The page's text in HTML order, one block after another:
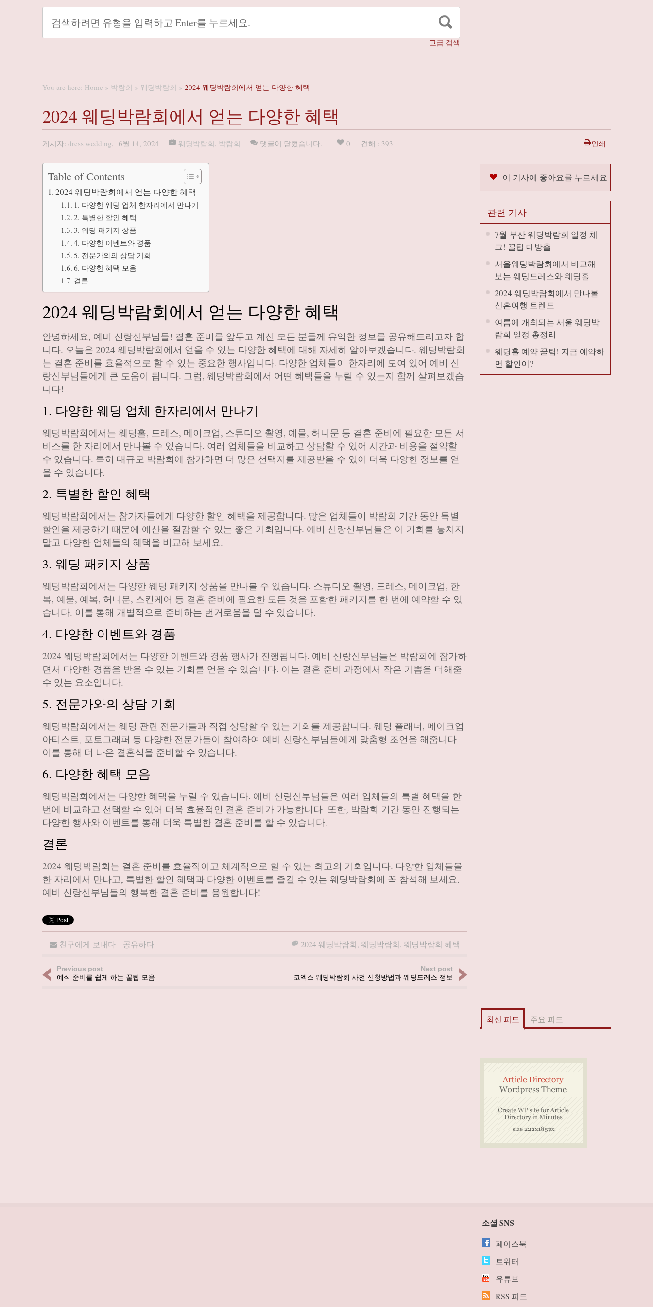
고급 검색
You are here: Home » 박람회 » 웨딩박람회 » 2024 웨딩박람회에서 얻는 다양한 혜택
2024 웨딩박람회에서 얻는 다양한 혜택
게시자: dress wedding, 6월 14, 2024 웨딩박람회, 박람회 댓글이 닫혔습니다. 0 견해 : 393 인쇄
Table of Contents
2024 웨딩박람회에서 얻는 다양한 혜택
1. 다양한 웨딩 업체 한자리에서 만나기
2. 특별한 할인 혜택
3. 웨딩 패키지 상품
4. 다양한 이벤트와 경품
5. 전문가와의 상담 기회
6. 다양한 혜택 모음
결론
2024 웨딩박람회에서 얻는 다양한 혜택
안녕하세요, 예비 신랑신부님들! 결혼 준비를 앞두고 계신 모든 분들께 유익한 정보를 공유해드리고자 합
니다. 오늘은 2024 웨딩박람회에서 얻을 수 있는 다양한 혜택에 대해 자세히 알아보겠습니다. 웨딩박람회
는 결혼 준비를 효율적으로 할 수 있는 중요한 행사입니다. 다양한 업체들이 한자리에 모여 있어 예비 신
랑신부님들에게 큰 도움이 됩니다. 그럼, 웨딩박람회에서 어떤 혜택들을 누릴 수 있는지 함께 살펴보겠습
니다!
1. 다양한 웨딩 업체 한자리에서 만나기
웨딩박람회에서는 웨딩홀, 드레스, 메이크업, 스튜디오 촬영, 예물, 허니문 등 결혼 준비에 필요한 모든 서
비스를 한 자리에서 만나볼 수 있습니다. 여러 업체들을 비교하고 상담할 수 있어 시간과 비용을 절약할
수 있습니다. 특히 대규모 박람회에 참가하면 더 많은 선택지를 제공받을 수 있어 더욱 다양한 정보를 얻
을 수 있습니다.
2. 특별한 할인 혜택
웨딩박람회에서는 참가자들에게 다양한 할인 혜택을 제공합니다. 많은 업체들이 박람회 기간 동안 특별
할인을 제공하기 때문에 예산을 절감할 수 있는 좋은 기회입니다. 예비 신랑신부님들은 이 기회를 놓치지
말고 다양한 업체들의 혜택을 비교해 보세요.
3. 웨딩 패키지 상품
웨딩박람회에서는 다양한 웨딩 패키지 상품을 만나볼 수 있습니다. 스튜디오 촬영, 드레스, 메이크업, 한
복, 예물, 예복, 허니문, 스킨케어 등 결혼 준비에 필요한 모든 것을 포함한 패키지를 한 번에 예약할 수 있
습니다. 이를 통해 개별적으로 준비하는 번거로움을 덜 수 있습니다.
4. 다양한 이벤트와 경품
2024 웨딩박람회에서는 다양한 이벤트와 경품 행사가 진행됩니다. 예비 신랑신부님들은 박람회에 참가하
면서 다양한 경품을 받을 수 있는 기회를 얻을 수 있습니다. 이는 결혼 준비 과정에서 작은 기쁨을 더해줄
수 있는 요소입니다.
5. 전문가와의 상담 기회
웨딩박람회에서는 웨딩 관련 전문가들과 직접 상담할 수 있는 기회를 제공합니다. 웨딩 플래너, 메이크업
아티스트, 포토그래퍼 등 다양한 전문가들이 참여하여 예비 신랑신부님들에게 맞춤형 조언을 해줍니다.
이를 통해 더 나은 결혼식을 준비할 수 있습니다.
6. 다양한 혜택 모음
웨딩박람회에서는 다양한 혜택을 누릴 수 있습니다. 예비 신랑신부님들은 여러 업체들의 특별 혜택을 한
번에 비교하고 선택할 수 있어 더욱 효율적인 결혼 준비가 가능합니다. 또한, 박람회 기간 동안 진행되는
다양한 행사와 이벤트를 통해 더욱 특별한 결혼 준비를 할 수 있습니다.
결론
2024 웨딩박람회는 결혼 준비를 효율적이고 체계적으로 할 수 있는 최고의 기회입니다. 다양한 업체들을
한 자리에서 만나고, 특별한 할인 혜택과 다양한 이벤트를 즐길 수 있는 웨딩박람회에 꼭 참석해 보세요.
예비 신랑신부님들의 행복한 결혼 준비를 응원합니다!
친구에게 보내다 공유하다 2024 웨딩박람회, 웨딩박람회, 웨딩박람회 혜택
Previous post
예식 준비를 쉽게 하는 꿀팁 모음
Next post
코엑스 웨딩박람회 사전 신청방법과 웨딩드레스 정보
이 기사에 좋아요를 누르세요
관련 기사
7월 부산 웨딩박람회 일정 체
크! 꿀팁 대방출
서울웨딩박람회에서 비교해
보는 웨딩드레스와 웨딩홀
2024 웨딩박람회에서 만나볼
신혼여행 트렌드
여름에 개최되는 서울 웨딩박
람회 일정 총정리
웨딩홀 예약 꿀팁! 지금 예약하
면 할인이?
최신 피드 주요 피드
소셜 SNS
페이스북
트위터
유튜브
RSS 피드